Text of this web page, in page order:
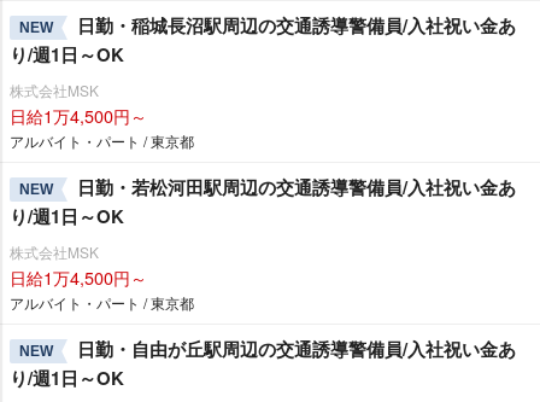
NEW
日勤・稲城長沼駅周辺の交通誘導警備員/入社祝い金あ
り/週1日～OK
株式会社MSK
日給1万4,500円～
アルバイト・パート / 東京都
NEW
日勤・若松河田駅周辺の交通誘導警備員/入社祝い金あ
り/週1日～OK
株式会社MSK
日給1万4,500円～
アルバイト・パート / 東京都
NEW
日勤・自由が丘駅周辺の交通誘導警備員/入社祝い金あ
り/週1日～OK